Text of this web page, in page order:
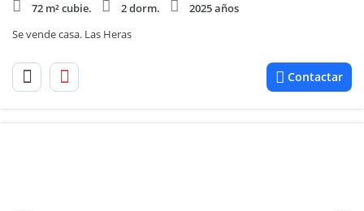
72 m² cubie.
2 dorm.
2025 años
Se vende casa. Las Heras
Contactar